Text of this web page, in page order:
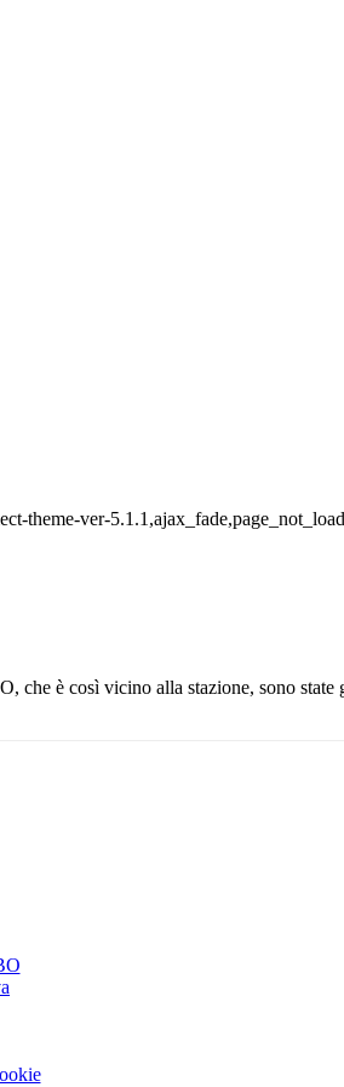
theme-ver-
è così vicino alla stazione, sono state